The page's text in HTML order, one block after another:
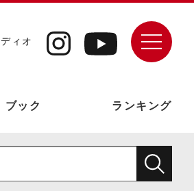
ィオ
ブック ランキング